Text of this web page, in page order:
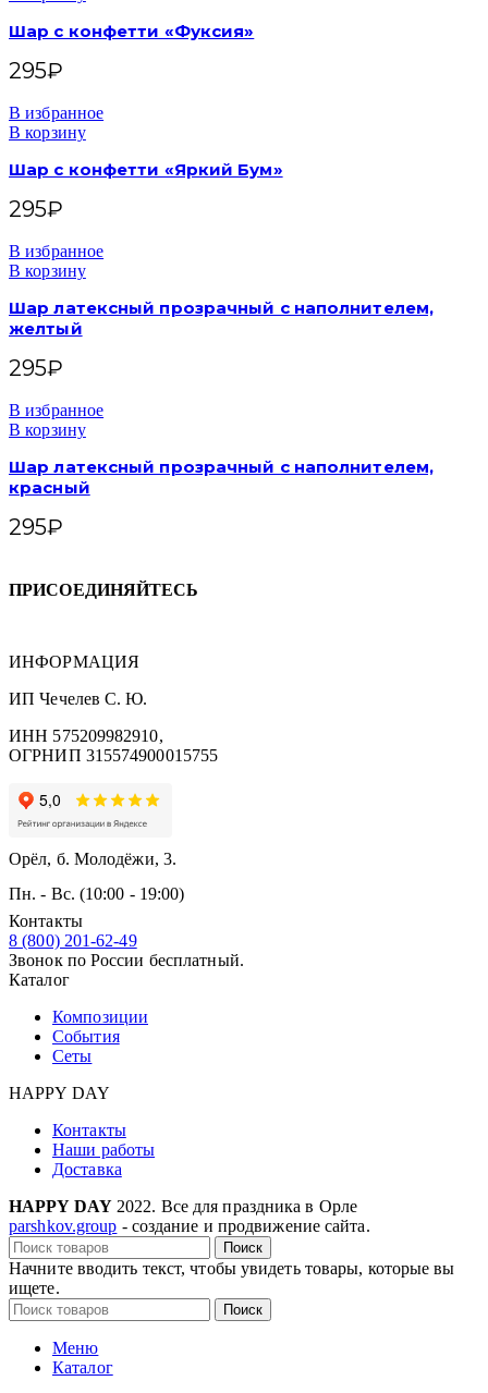
Шар с конфетти «Фуксия»
295₽
В избранное
В корзину
Шар с конфетти «Яркий Бум»
295₽
В избранное
В корзину
Шар латексный прозрачный с наполнителем,
желтый
295₽
В избранное
В корзину
Шар латексный прозрачный с наполнителем,
красный
295₽
ПРИСОЕДИНЯЙТЕСЬ
ИНФОРМАЦИЯ
ИП Чечелев С. Ю.
ИНН 575209982910,
ОГРНИП 315574900015755
Орёл, б. Молодёжи, 3.
Пн. - Вс. (10:00 - 19:00)
Контакты
8 (800) 201-62-49
Звонок по России бесплатный.
Каталог
Композиции
События
Сеты
HAPPY DAY
Контакты
Наши работы
Доставка
HAPPY DAY 2022. Все для праздника в Орле
parshkov.group - создание и продвижение сайта.
Поиск
Начните вводить текст, чтобы увидеть товары, которые вы
ищете.
Поиск
Меню
Каталог